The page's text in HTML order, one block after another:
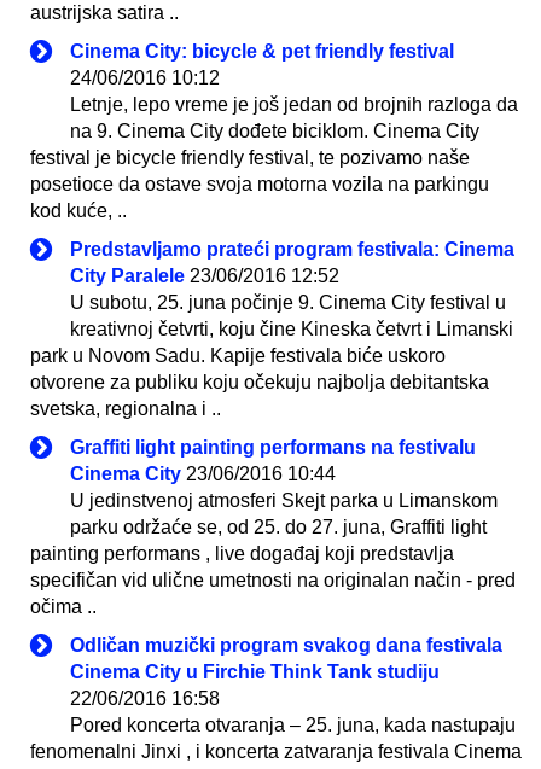
austrijska satira ..
Cinema City: bicycle & pet friendly festival
24/06/2016 10:12
Letnje, lepo vreme je još jedan od brojnih razloga da
na 9. Cinema City dođete biciklom. Cinema City
festival je bicycle friendly festival, te pozivamo naše
posetioce da ostave svoja motorna vozila na parkingu
kod kuće, ..
Predstavljamo prateći program festivala: Cinema
City Paralele 23/06/2016 12:52
U subotu, 25. juna počinje 9. Cinema City festival u
kreativnoj četvrti, koju čine Kineska četvrt i Limanski
park u Novom Sadu. Kapije festivala biće uskoro
otvorene za publiku koju očekuju najbolja debitantska
svetska, regionalna i ..
Graffiti light painting performans na festivalu
Cinema City 23/06/2016 10:44
U jedinstvenoj atmosferi Skejt parka u Limanskom
parku održaće se, od 25. do 27. juna, Graffiti light
painting performans , live događaj koji predstavlja
specifičan vid ulične umetnosti na originalan način - pred
očima ..
Odličan muzički program svakog dana festivala
Cinema City u Firchie Think Tank studiju
22/06/2016 16:58
Pored koncerta otvaranja – 25. juna, kada nastupaju
fenomenalni Jinxi , i koncerta zatvaranja festivala Cinema